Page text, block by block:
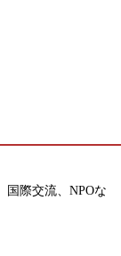
国際交流、NPOな